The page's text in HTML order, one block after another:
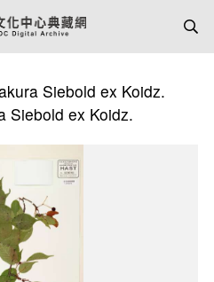
Siebold ex Koidz.
Siebold ex Koidz.